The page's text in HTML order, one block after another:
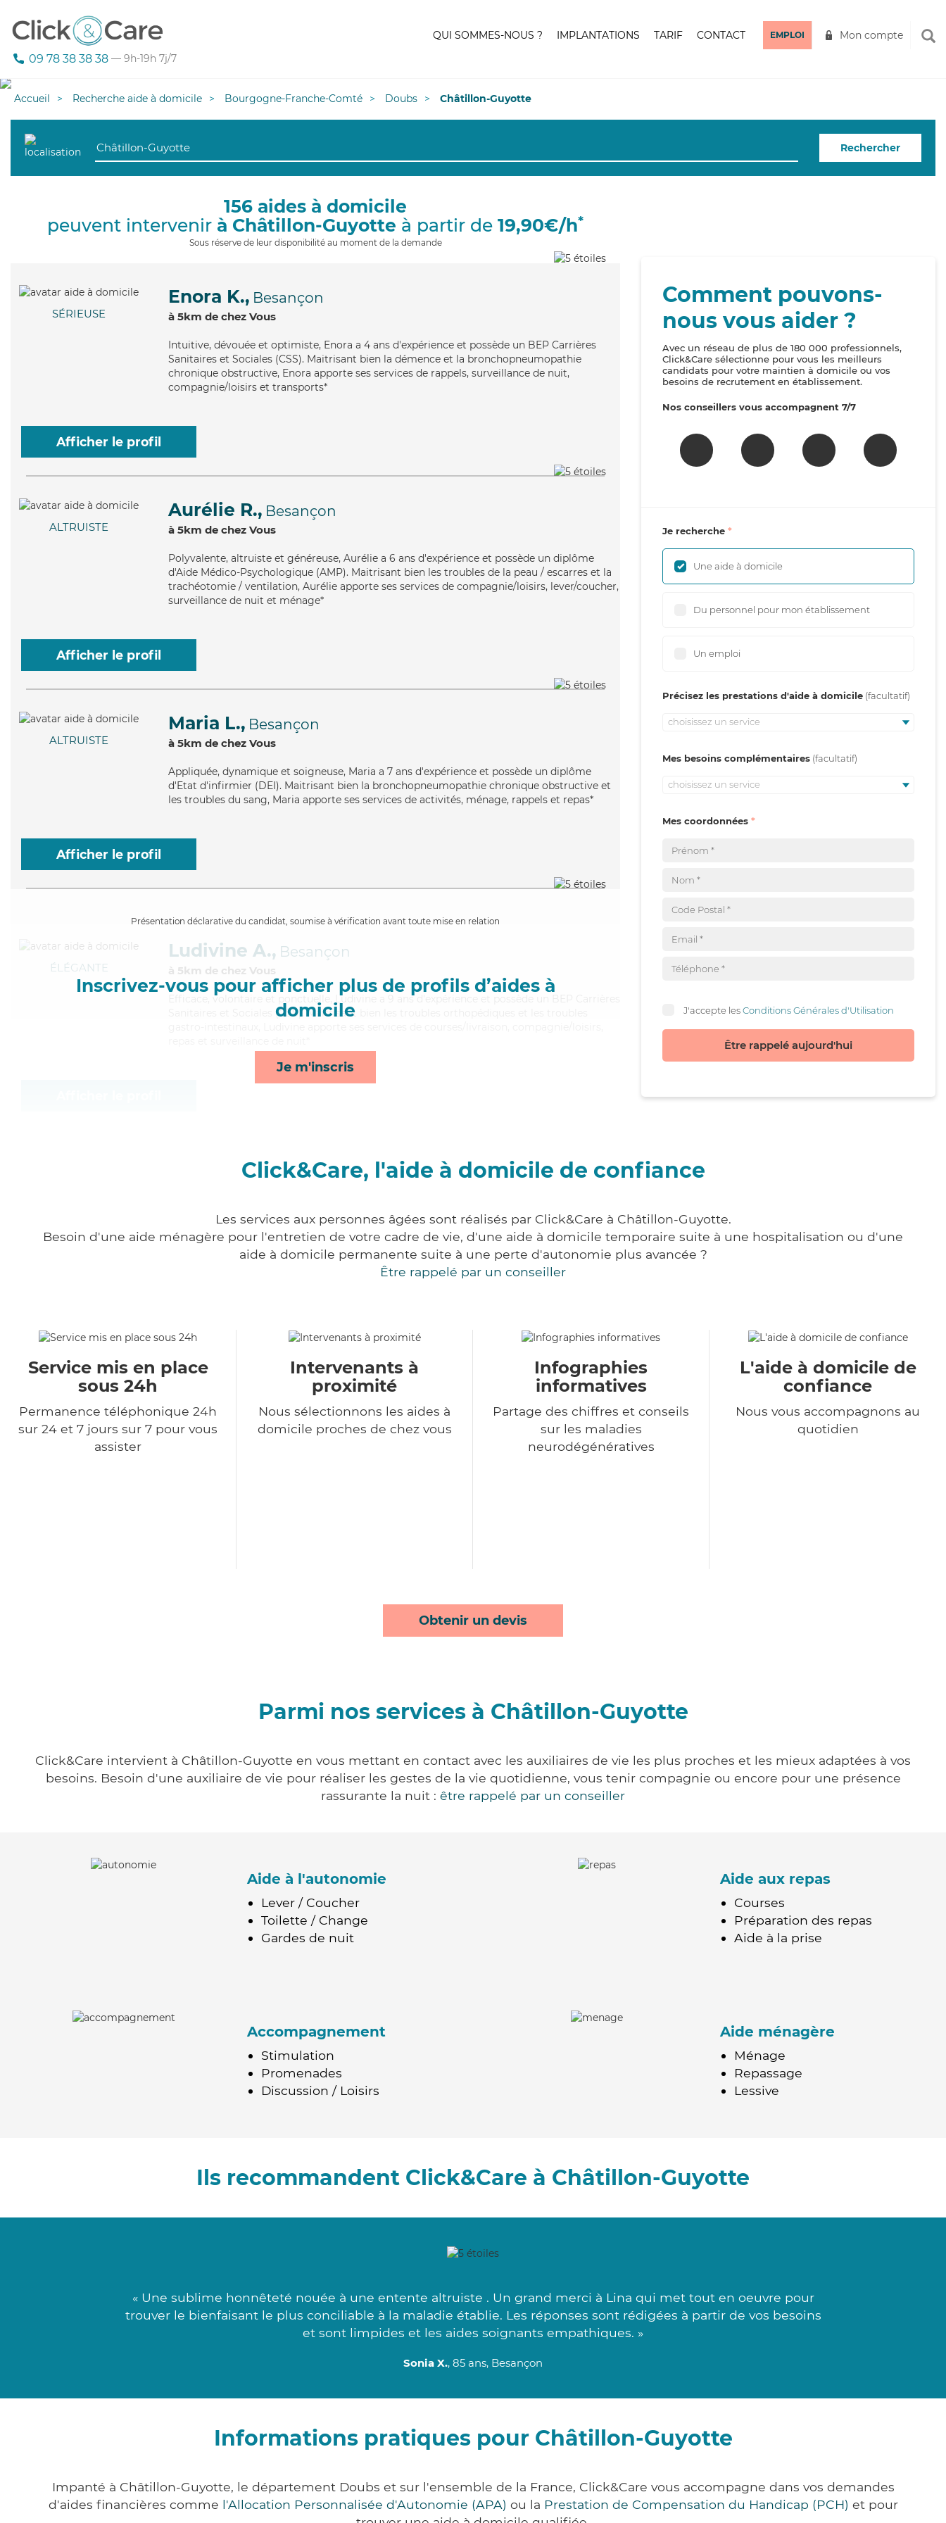
09 78 38 38 38 — 9h-19h 7j/7
QUI SOMMES-NOUS ? IMPLANTATIONS TARIF CONTACT EMPLOI Mon compte
Accueil Recherche aide à domicile Bourgogne-Franche-Comté Doubs Châtillon-Guyotte
Rechercher
156 aides à domicile
peuvent intervenir à Châtillon-Guyotte à partir de 19,90€/h*
Sous réserve de leur disponibilité au moment de la demande
SÉRIEUSE
Enora K., Besançon
à 5km de chez Vous
Intuitive, dévouée et optimiste, Enora a 4 ans d'expérience et possède un BEP Carrières
Sanitaires et Sociales (CSS). Maitrisant bien la démence et la bronchopneumopathie
chronique obstructive, Enora apporte ses services de rappels, surveillance de nuit,
compagnie/loisirs et transports*
Afficher le profil
ALTRUISTE
Aurélie R., Besançon
à 5km de chez Vous
Polyvalente, altruiste et généreuse, Aurélie a 6 ans d'expérience et possède un diplôme
d'Aide Médico-Psychologique (AMP). Maitrisant bien les troubles de la peau / escarres et la
trachéotomie / ventilation, Aurélie apporte ses services de compagnie/loisirs, lever/coucher,
surveillance de nuit et ménage*
Afficher le profil
ALTRUISTE
Maria L., Besançon
à 5km de chez Vous
Appliquée, dynamique et soigneuse, Maria a 7 ans d'expérience et possède un diplôme
d'Etat d'infirmier (DEI). Maitrisant bien la bronchopneumopathie chronique obstructive et
les troubles du sang, Maria apporte ses services de activités, ménage, rappels et repas*
Afficher le profil
Présentation déclarative du candidat, soumise à vérification avant toute mise en relation
Inscrivez-vous pour afficher plus de profils d’aides à
domicile
Je m'inscris
ÉLÉGANTE
Ludivine A., Besançon
à 5km de chez Vous
, volontaire et ponctuelle, Ludivine a 9 ans d'expérience et possède un BEP Carrières
Sanitaires et Sociales (CSS). Maitrisant bien les troubles orthopédiques et les troubles
Comment pouvons-
nous vous aider ?
Avec un réseau de plus de 180 000 professionnels,
Click&Care sélectionne pour vous les meilleurs
candidats pour votre maintien à domicile ou vos
besoins de recrutement en établissement.
Nos conseillers vous accompagnent 7/7
Je recherche
Une aide à domicile
Du personnel pour mon établissement
Un emploi
Précisez les prestations d'aide à domicile
choisissez un service
Mes besoins complémentaires
choisissez un service
Mes coordonnées
J'accepte lesConditions Générales d'Utilisation
Être rappelé aujourd'hui
Click&Care, l'aide à domicile de confiance
Les services aux personnes âgées sont réalisés par Click&Care à Châtillon-Guyotte.
Besoin d'une aide ménagère pour l'entretien de votre cadre de vie, d'une aide à domicile temporaire suite à une hospitalisation ou d'une
aide à domicile permanente suite à une perte d'autonomie plus avancée ?
Être rappelé par un conseiller
Service mis en place
sous 24h
Permanence téléphonique 24h
sur 24 et 7 jours sur 7 pour vous
assister
Intervenants à
proximité
Nous sélectionnons les aides à
domicile proches de chez vous
Infographies
informatives
Partage des chiffres et conseils
sur les maladies
neurodégénératives
L'aide à domicile de
confiance
Nous vous accompagnons au
quotidien
Obtenir un devis
Parmi nos services à Châtillon-Guyotte
Click&Care intervient à Châtillon-Guyotte en vous mettant en contact avec les auxiliaires de vie les plus proches et les mieux adaptées à vos
besoins. Besoin d'une auxiliaire de vie pour réaliser les gestes de la vie quotidienne, vous tenir compagnie ou encore pour une présence
rassurante la nuit : être rappelé par un conseiller
Aide à l'autonomie
Lever / Coucher
Toilette / Change
Gardes de nuit
Aide aux repas
Courses
Préparation des repas
Aide à la prise
Accompagnement
Stimulation
Promenades
Discussion / Loisirs
Aide ménagère
Ménage
Repassage
Lessive
Ils recommandent Click&Care à Châtillon-Guyotte
« Une sublime honnêteté nouée à une entente altruiste . Un grand merci à Lina qui met tout en oeuvre pour
trouver le bienfaisant le plus conciliable à la maladie établie. Les réponses sont rédigées à partir de vos besoins
et sont limpides et les aides soignants empathiques. »
Sonia X., 85 ans, Besançon
Informations pratiques pour Châtillon-Guyotte
Impanté à Châtillon-Guyotte, le département Doubs et sur l'ensemble de la France, Click&Care vous accompagne dans vos demandes
d'aides financières comme l'Allocation Personnalisée d'Autonomie (APA) ou la Prestation de Compensation du Handicap (PCH) et pour